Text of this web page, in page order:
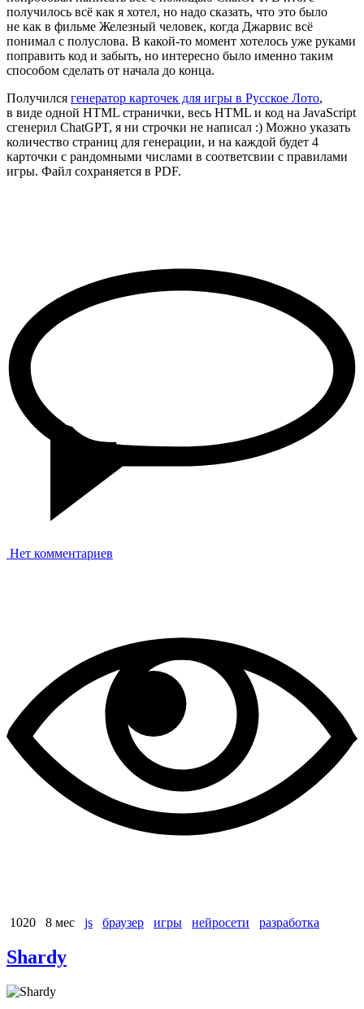
получилось всё как я хотел, но надо сказать, что это было
не как в фильме Железный человек, когда Джарвис всё
понимал с полуслова. В какой-то момент хотелось уже руками
поправить код и забыть, но интересно было именно таким
способом сделать от начала до конца.
Получился генератор карточек для игры в Русское Лото,
в виде одной HTML странички, весь HTML и код на JavaScript
сгенерил ChatGPT, я ни строчки не написал :) Можно указать
количество страниц для генерации, и на каждой будет 4
карточки с рандомными числами в соответсвии с правилами
игры. Файл сохраняется в PDF.
Нет комментариев
1020 8 мес js браузер игры нейросети разработка
Shardy